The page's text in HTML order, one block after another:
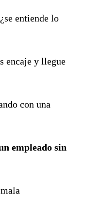
entiende lo
encaje y llegue
con una
empleado sin